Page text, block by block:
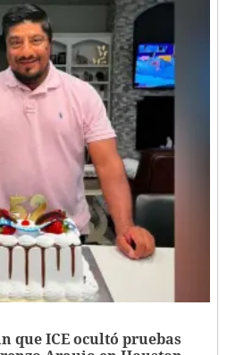
que ICE ocultó pruebas